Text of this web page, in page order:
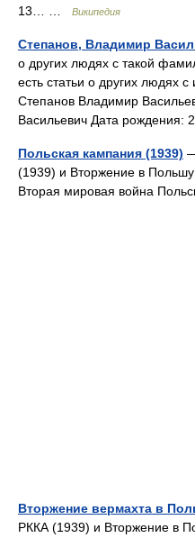
13… …
Википедия
Степанов, Владимир
о других людях с такой
есть статьи о других людях
Степанов Владимир
Васильевич Дата рождения:
Польская кампания (1939)
(1939) и Вторжение в
Вторая мировая война
Вторжение вермахта в
РККА (1939) и Вторжение в